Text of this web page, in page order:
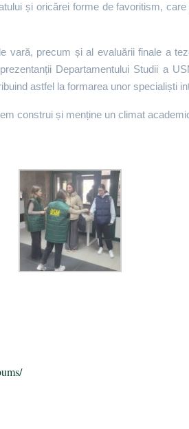
și oricărei forme de favoritism,
vară, precum și al evaluării finale a
Departamentului Studii a
astfel la formarea unor specialiști
construi și menține un climat